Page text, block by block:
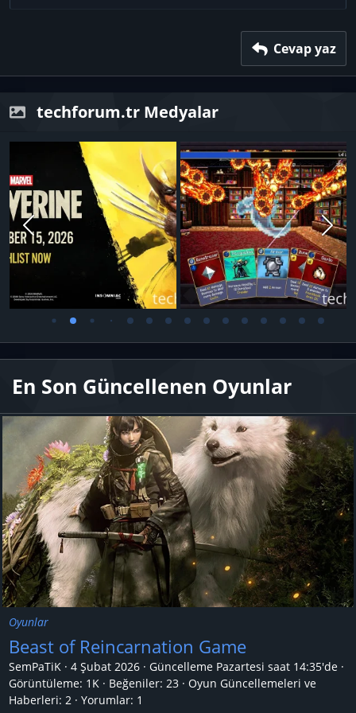
Cevap yaz
techforum.tr Medyalar
En Son Güncellenen Oyunlar
Oyunlar
Beast of Reincarnation Game
SemPaTiK 4 Şubat 2026 Güncelleme Pazartesi saat 14:35'de
Görüntüleme: 1K
Beğeniler: 23
Oyun Güncellemeleri ve
Haberleri: 2 Yorumlar: 1